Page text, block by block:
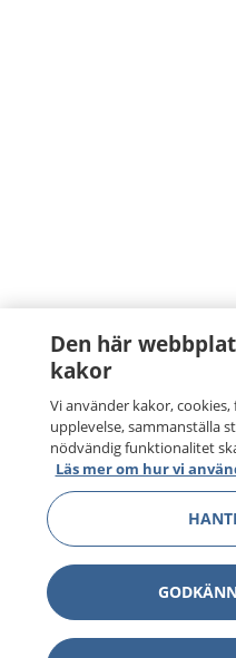
Den här
kakor
Vi använder kakor,
upplevelse, sammanställa
nödvändig funktionalitet
Läs mer om hur vi